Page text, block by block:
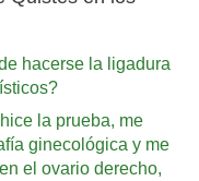
hacerse la ligadura
la prueba, me
ginecológica y me
el ovario derecho,